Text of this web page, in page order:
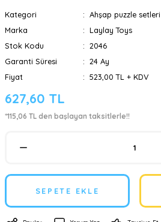
Kategori
Ahşap puzzle setleri
Marka
Laylay Toys
Stok Kodu
2046
Garanti Süresi
24 Ay
Fiyat
523,00 TL + KDV
627,60 TL
*115,06 TL den başlayan taksitlerle!!
SEPETE EKLE